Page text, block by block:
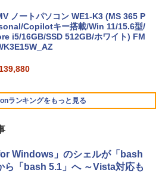
ノートパソコン WE1-K3 (MS 365 P
Copilotキー搭載/Win 11/15.6型/
i5/16GB/SSD 512GB/ホワイト) FM
ランキングをもっと見る
ギフトカード - 800 Robux 【限
ーチャルアイテムを含む】 【オンラ
ンゲームコード】 ロブロックス | オン
AIパスポート公式テキスト 第４版
Kindle Paperwhite (16GB) 7イ
ディスプレイ、色調調節ライト、12
間持続バッテリー、広告なし、ブラッ
for Windows」のシェルが「bash
ら「bash 5.1」へ ～Vista対応も